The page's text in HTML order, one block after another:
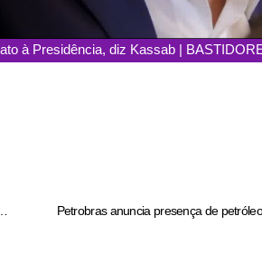
à Presidência, diz Kassab |
do Estado de Goiás Petrobras anuncia presença de